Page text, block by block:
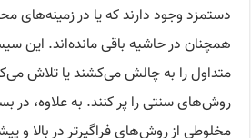
دستمزد وجود دارند که یا در زمینه‌های
همچنان در حاشیه باقی مانده‌اند. این
متداول را به چالش می‌کشند یا تلاش
روش‌های سنتی را پر کنند. به علاوه،‌ در
مخلوطی از روش‌های فراگیرتر در بالا و